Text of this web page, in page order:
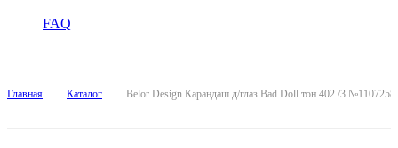
FAQ
Главная Каталог Belor Design Карандаш д/глаз Bad Doll тон 402 /3